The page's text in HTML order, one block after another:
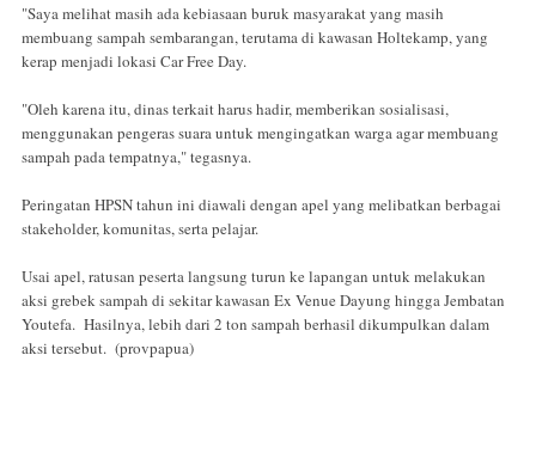
"Saya melihat masih ada kebiasaan buruk masyarakat yang masih
membuang sampah sembarangan, terutama di kawasan Holtekamp, yang
kerap menjadi lokasi Car Free Day.
"Oleh karena itu, dinas terkait harus hadir, memberikan sosialisasi,
menggunakan pengeras suara untuk mengingatkan warga agar membuang
sampah pada tempatnya," tegasnya.
Peringatan HPSN tahun ini diawali dengan apel yang melibatkan berbagai
stakeholder, komunitas, serta pelajar.
Usai apel, ratusan peserta langsung turun ke lapangan untuk melakukan
aksi grebek sampah di sekitar kawasan Ex Venue Dayung hingga Jembatan
Youtefa. Hasilnya, lebih dari 2 ton sampah berhasil dikumpulkan dalam
aksi tersebut. (provpapua)